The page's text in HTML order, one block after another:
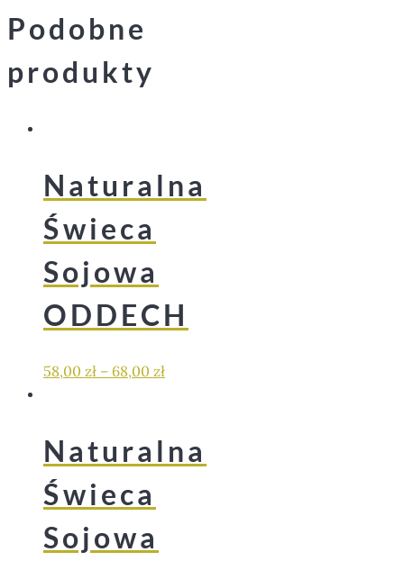
Podobne
produkty
Naturalna
Świeca
Sojowa
ODDECH
58,00 zł – 68,00 zł
Naturalna
Świeca
Sojowa